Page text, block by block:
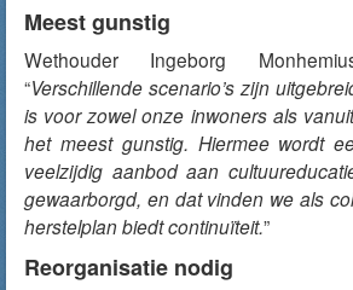
Meest gunstig
Wethouder Ingeborg
“Verschillende scenario’s zijn
is voor zowel onze inwoners als
het meest gunstig. Hiermee wordt
veelzijdig aanbod aan
gewaarborgd, en dat vinden we als
herstelplan biedt continuïteit.”
Reorganisatie nodig